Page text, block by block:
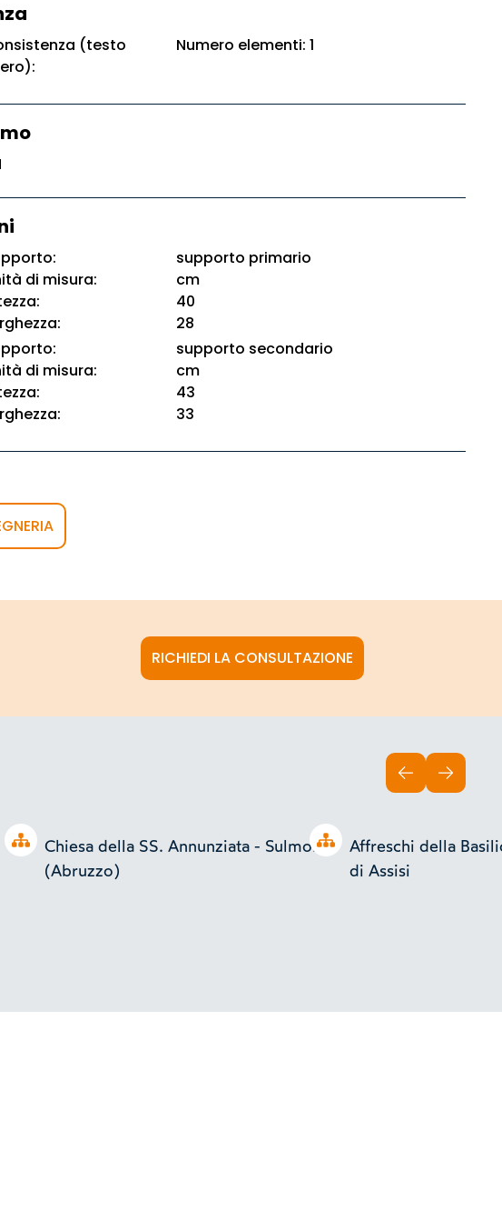
(testo
Numero elementi: 1
supporto primario
di misura:
cm
40
28
supporto secondario
di misura:
cm
43
33
RICHIEDI LA CONSULTAZIONE
Open tree Open tree
Chiesa della SS. Annunziata - Sulmona
(Abruzzo)
Affreschi della
di Assisi
INDIETROAVANTI